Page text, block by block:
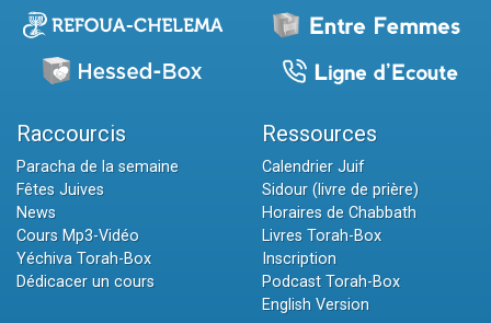
Raccourcis
Paracha de la semaine
Fêtes Juives
News
Cours Mp3-Vidéo
Yéchiva Torah-Box
Dédicacer un cours
Ressources
Calendrier Juif
Sidour (livre de prière)
Horaires de Chabbath
Livres Torah-Box
Inscription
Podcast Torah-Box
English Version